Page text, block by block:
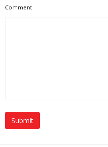
Comment